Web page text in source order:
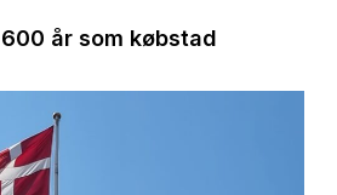
år som købstad